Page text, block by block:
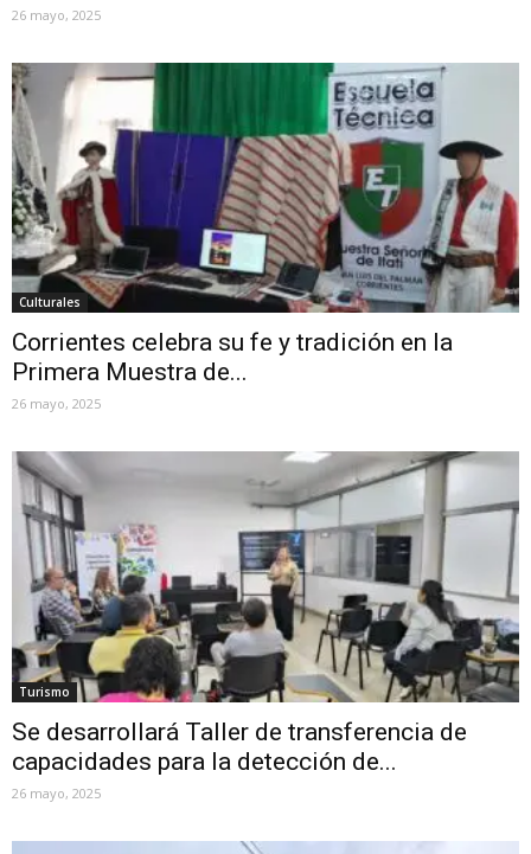
26 mayo, 2025
Culturales
Corrientes celebra su fe y tradición en la
Primera Muestra de...
26 mayo, 2025
Turismo
Se desarrollará Taller de transferencia de
capacidades para la detección de...
26 mayo, 2025